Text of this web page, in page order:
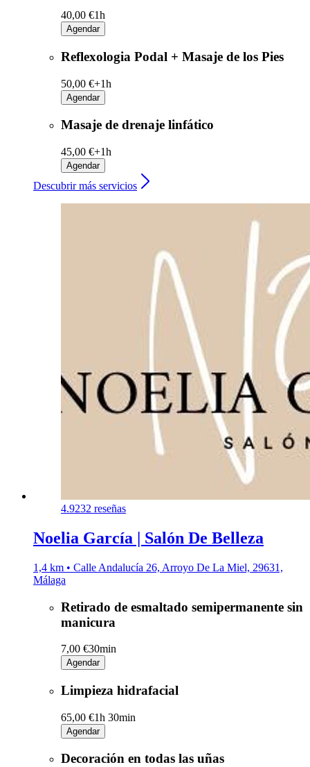
40,00 €1h
Agendar
Reflexologia Podal + Masaje de los Pies
50,00 €+1h
Agendar
Masaje de drenaje linfático
45,00 €+1h
Agendar
Descubrir más servicios
4.9232 reseñas
Noelia García | Salón De Belleza
1,4 km • Calle Andalucía 26, Arroyo De La Miel, 29631,
Málaga
Retirado de esmaltado semipermanente sin
manicura
7,00 €30min
Agendar
Limpieza hidrafacial
65,00 €1h 30min
Agendar
Decoración en todas las uñas